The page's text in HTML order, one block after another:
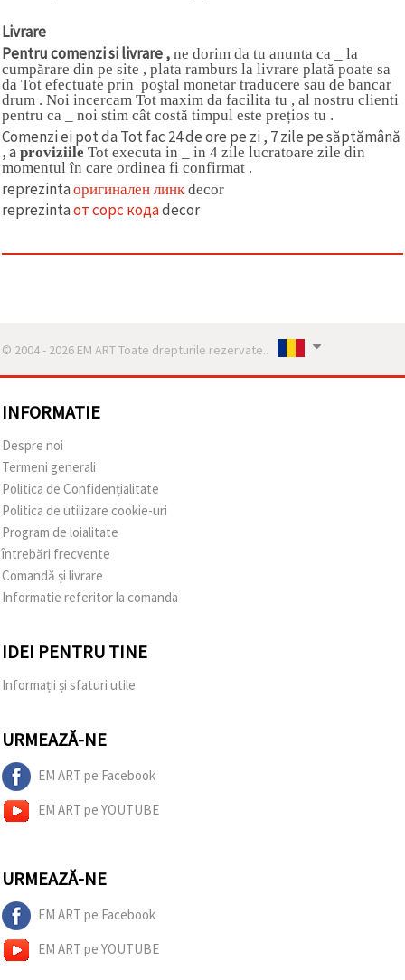
Livrare
Pentru comenzi si livrare , ne dorim da tu anunta ca _ la
cumpărare din pe site , plata ramburs la livrare plată poate sa
da Tot efectuate prin poştal monetar traducere sau de bancar
drum . Noi incercam Tot maxim da facilita tu , al nostru clienti
pentru ca _ noi stim cât costă timpul este prețios tu .
Comenzi ei pot da Tot fac 24 de ore pe zi , 7 zile pe săptămână
, a proviziile Tot executa in _ in 4 zile lucratoare zile din
momentul în care ordinea fi confirmat .
reprezinta оригинален линк decor
reprezintaот сорс кодаdecor
© 2004 - 2026 EM ART Toate drepturile rezervate..
INFORMATIE
Despre noi
Termeni generali
Politica de Confidențialitate
Politica de utilizare cookie-uri
Program de loialitate
întrebări frecvente
Comandă și livrare
Informatie referitor la comanda
IDEI PENTRU TINE
Informații și sfaturi utile
URMEAZĂ-NE
EM ART pe Facebook
EM ART pe YOUTUBE
URMEAZĂ-NE
EM ART pe Facebook
EM ART pe YOUTUBE